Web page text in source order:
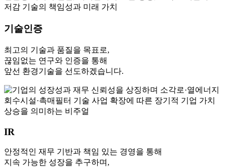
기술인증
최고의 기술과 품질을 목표로,
끊임없는 연구와 인증을 통해
앞선 환경기술을 선도하겠습니다.
IR
안정적인 재무 기반과 책임 있는 경영을 통해
지속 가능한 성장을 추구하며,